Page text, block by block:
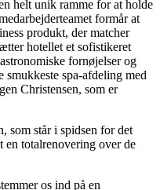
helt unik ramme for at holde
formår at
produkt, der matcher
hotellet et sofistikeret
fornøjelser og
smukkeste spa-afdeling med
Christensen, som er
som står i spidsen for det
en totalrenovering over de
os ind på en